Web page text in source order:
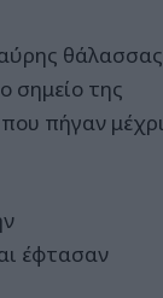
θάλασσας
σημείο της
πήγαν μέχρι
έφτασαν